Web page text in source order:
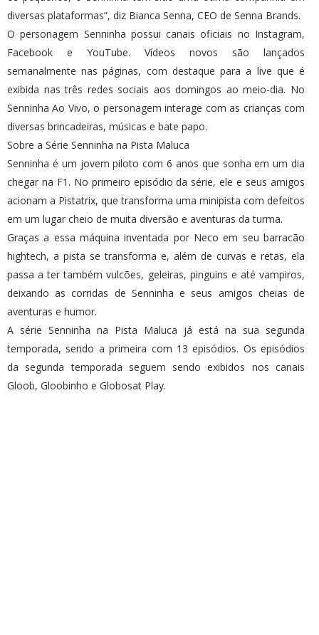
diversas plataformas”, diz Bianca Senna, CEO de Senna Brands.
O personagem Senninha possui canais oficiais no Instagram,
Facebook e YouTube. Vídeos novos são lançados
semanalmente nas páginas, com destaque para a live que é
exibida nas três redes sociais aos domingos ao meio-dia. No
Senninha Ao Vivo, o personagem interage com as crianças com
diversas brincadeiras, músicas e bate papo.
Sobre a Série Senninha na Pista Maluca
Senninha é um jovem piloto com 6 anos que sonha em um dia
chegar na F1. No primeiro episódio da série, ele e seus amigos
acionam a Pistatrix, que transforma uma minipista com defeitos
em um lugar cheio de muita diversão e aventuras da turma.
Graças a essa máquina inventada por Neco em seu barracão
hightech, a pista se transforma e, além de curvas e retas, ela
passa a ter também vulcões, geleiras, pinguins e até vampiros,
deixando as corridas de Senninha e seus amigos cheias de
aventuras e humor.
A série Senninha na Pista Maluca já está na sua segunda
temporada, sendo a primeira com 13 episódios. Os episódios
da segunda temporada seguem sendo exibidos nos canais
Gloob, Gloobinho e Globosat Play.